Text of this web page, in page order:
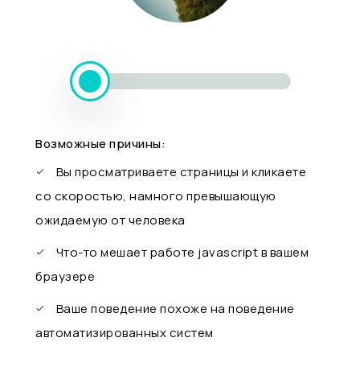
Возможные причины:
Вы просматриваете страницы и кликаете
со скоростью, намного превышающую
ожидаемую от человека
Что-то мешает работе javascript в вашем
браузере
Ваше поведение похоже на поведение
автоматизированных систем